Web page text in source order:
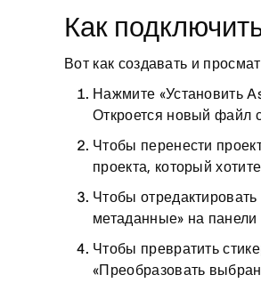
Как
Вот как создавать и
Нажмите «Установить
Откроется новый файл
Чтобы перенести
проекта, который
Чтобы
метаданные» на панели
Чтобы превратить
«Преобразовать